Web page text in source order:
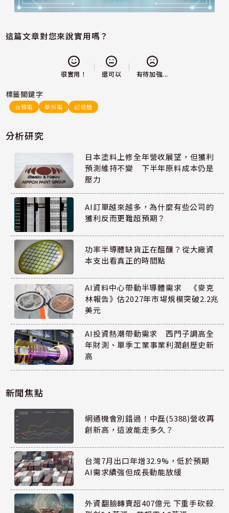
這篇文章對您來說實用嗎？
很實用！ 還可以 有待加強...
標籤關鍵字
台積電 華邦電 記憶體
分析研究
日本塗料上修全年營收展望，但獲利
預測維持不變 下半年原料成本仍是
壓力
AI訂單越來越多，為什麼有些公司的
獲利反而更難超預期？
功率半導體缺貨正在醞釀？從大廠資
本支出看真正的時間點
AI資料中心帶動半導體需求 《麥克
林報告》估2027年市場規模突破2.2兆
美元
AI投資熱潮帶動需求 西門子調高全
年財測、單季工業事業利潤創歷史新
高
新聞焦點
網通機會別錯過！中磊(5388)營收再
創新高，這波能走多久？
台灣7月出口年增32.9%，低於預期
AI需求續強但成長動能放緩
外資翻臉轉賣超407億元 下重手砍殺